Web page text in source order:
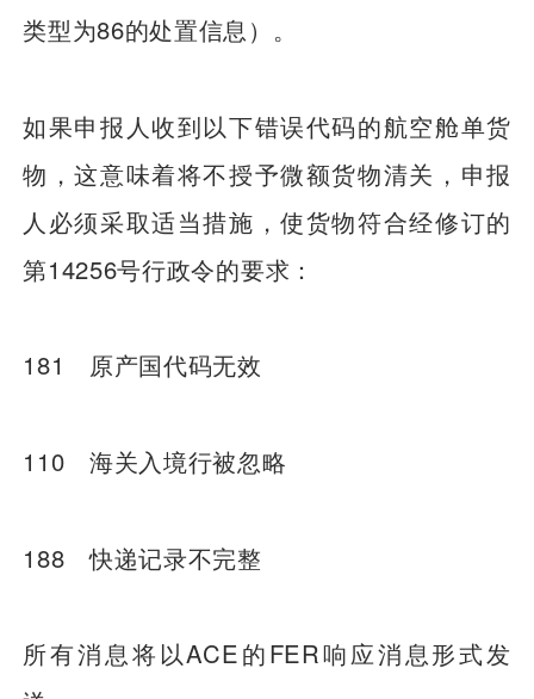
类型为86的处置信息）。
如果申报人收到以下错误代码的航空舱单货
物，这意味着将不授予微额货物清关，申报
人必须采取适当措施，使货物符合经修订的
第14256号行政令的要求：
181 原产国代码无效
110 海关入境行被忽略
188 快递记录不完整
所有消息将以ACE的FER响应消息形式发